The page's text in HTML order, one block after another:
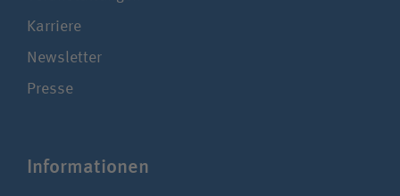
Karriere
Newsletter
Presse
Infor­ma­ti­onen